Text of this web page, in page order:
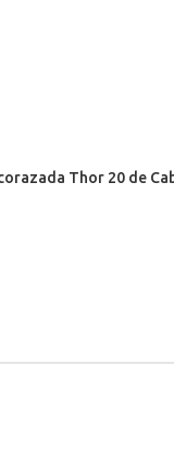
Thor 20 de